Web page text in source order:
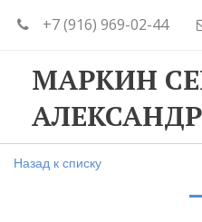
+7 (916) 969-02-44
МАРКИН
Назад к списку